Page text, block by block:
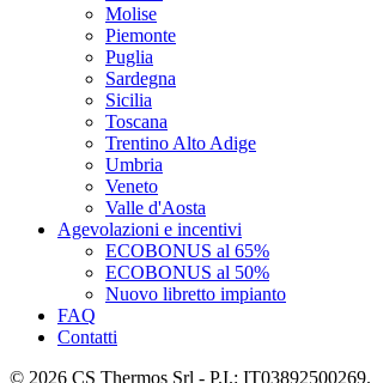
Molise
Piemonte
Puglia
Sardegna
Sicilia
Toscana
Trentino Alto Adige
Umbria
Veneto
Valle d'Aosta
Agevolazioni e incentivi
ECOBONUS al 65%
ECOBONUS al 50%
Nuovo libretto impianto
FAQ
Contatti
© 2026 CS Thermos Srl - P.I.: IT03892500269.